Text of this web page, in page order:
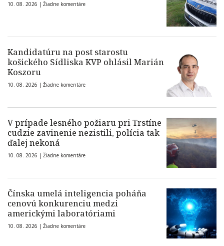
10. 08. 2026 | Žiadne komentáre
Kandidatúru na post starostu
košického Sídliska KVP ohlásil Marián
Koszoru
10. 08. 2026 | Žiadne komentáre
V prípade lesného požiaru pri Trstíne
cudzie zavinenie nezistili, polícia tak
ďalej nekoná
10. 08. 2026 | Žiadne komentáre
Čínska umelá inteligencia poháňa
cenovú konkurenciu medzi
americkými laboratóriami
10. 08. 2026 | Žiadne komentáre